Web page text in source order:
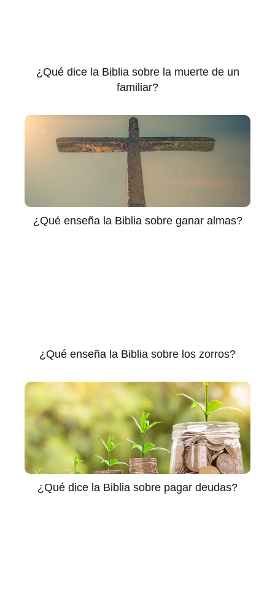
¿Qué dice la Biblia sobre la muerte de un
familiar?
¿Qué enseña la Biblia sobre ganar almas?
¿Qué enseña la Biblia sobre los zorros?
¿Qué dice la Biblia sobre pagar deudas?